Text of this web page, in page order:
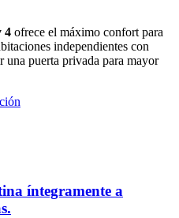
4 ofrece el máximo confort para
independientes con
una puerta privada para mayor
íntegramente a